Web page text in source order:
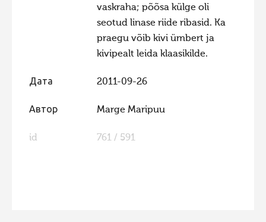
vaskraha; põõsa külge oli
seotud linase riide ribasid. Ka
praegu võib kivi ümbert ja
kivipealt leida klaasikilde.
Дата 2011-09-26
Автор Marge Maripuu
id 761 / 591